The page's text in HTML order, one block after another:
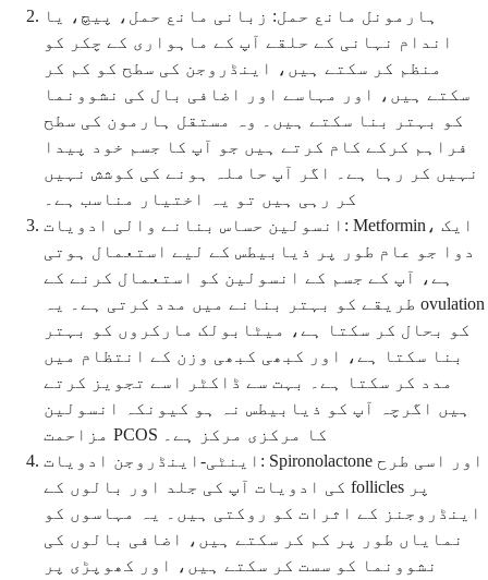
ہارمونل مانع حمل: زبانی مانع حمل، پیچ، یا
اندام نہانی کے حلقے آپ کے ماہواری کے چکر کو
منظم کر سکتے ہیں، اینڈروجن کی سطح کو کم کر
سکتے ہیں، اور مہاسے اور اضافی بال کی نشوونما
کو بہتر بنا سکتے ہیں۔ وہ مستقل ہارمون کی سطح
فراہم کرکے کام کرتے ہیں جو آپ کا جسم خود پیدا
نہیں کر رہا ہے۔ اگر آپ حاملہ ہونے کی کوشش نہیں
کر رہی ہیں تو یہ اختیار مناسب ہے۔
انسولین حساس بنانے والی ادویات: Metformin، ایک
دوا جو عام طور پر ذیابیطس کے لیے استعمال ہوتی
ہے، آپ کے جسم کے انسولین کو استعمال کرنے کے
طریقے کو بہتر بنانے میں مدد کرتی ہے۔ یہ ovulation
کو بحال کر سکتا ہے، میٹابولک مارکروں کو بہتر
بنا سکتا ہے، اور کبھی کبھی وزن کے انتظام میں
مدد کر سکتا ہے۔ بہت سے ڈاکٹر اسے تجویز کرتے
ہیں اگرچہ آپ کو ذیابیطس نہ ہو کیونکہ انسولین
مزاحمت PCOS کا مرکزی مرکز ہے۔
اینٹی-اینڈروجن ادویات: Spironolactone اور اسی طرح
کی ادویات آپ کی جلد اور بالوں کے follicles پر
اینڈروجنز کے اثرات کو روکتی ہیں۔ یہ مہاسوں کو
نمایاں طور پر کم کر سکتے ہیں، اضافی بالوں کی
نشوونما کو سست کر سکتے ہیں، اور کھوپڑی پر